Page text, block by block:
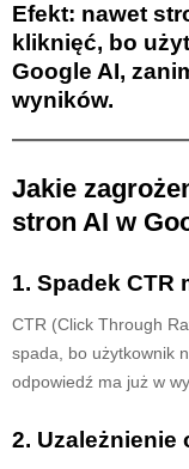
Efekt: nawet
kliknięć, bo
Google AI,
wyników.
Jakie
stron AI w
1. Spadek
CTR (Click Through
spada, bo użytkownik
odpowiedź ma już w
2. Uzależnienie